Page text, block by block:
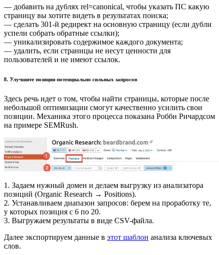
— добавить на дублях rel=canonical, чтобы указать ПС какую
страницу вы хотите видеть в результатах поиска;
— сделать 301-й редирект на основную страницу (если дубли
успели собрать обратные ссылки);
— уникализировать содержимое каждого документа;
— удалить, если страницы не несут ценности для
пользователей и не имеют ссылок.
8. Улучшите позиции потенциально сильных запросов
Здесь речь идет о том, чтобы найти страницы, которые после
небольшой оптимизации смогут качественно усилить свои
позиции. Механика этого процесса показана Робби Ричардсом
на примере SEMRush.
1. Задаем нужный домен и делаем выгрузку из анализатора
позиций (Organic Research → Positions).
2. Устанавливаем диапазон запросов: берем на проработку те,
у которых позиция с 6 по 20.
3. Выгружаем результаты в виде CSV-файла.
Далее экспортируем данные в этот шаблон анализа ключевых
слов.